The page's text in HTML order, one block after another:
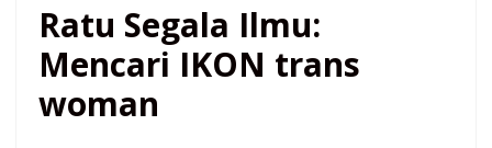
Ratu Segala Ilmu:
Mencari IKON trans
woman